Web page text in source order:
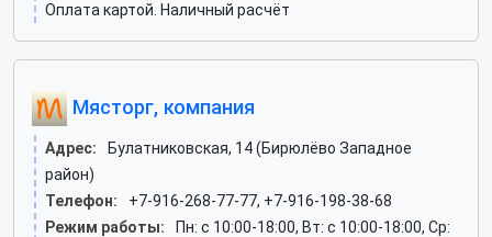
Оплата картой. Наличный расчёт
Мясторг, компания
Адрес:
Булатниковская, 14 (Бирюлёво Западное
район)
Телефон:
+7-916-268-77-77, +7-916-198-38-68
Режим работы:
Пн: c 10:00-18:00, Вт: c 10:00-18:00, Ср: